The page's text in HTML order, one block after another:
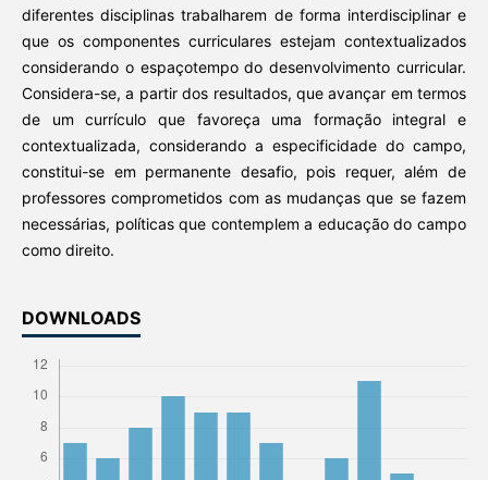
diferentes disciplinas trabalharem de forma interdisciplinar e
que os componentes curriculares estejam contextualizados
considerando o espaçotempo do desenvolvimento curricular.
Considera-se, a partir dos resultados, que avançar em termos
de um currículo que favoreça uma formação integral e
contextualizada, considerando a especificidade do campo,
constitui-se em permanente desafio, pois requer, além de
professores comprometidos com as mudanças que se fazem
necessárias, políticas que contemplem a educação do campo
como direito.
DOWNLOADS